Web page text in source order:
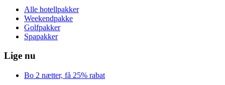
Alle hotellpakker
Weekendpakke
Golfpakker
Spapakker
Lige nu
Bo 2 nætter, få 25% rabat